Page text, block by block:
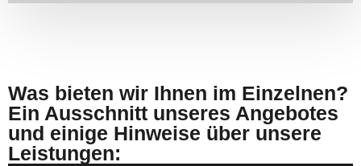
Was bieten wir Ihnen im Einzelnen?
Ein Ausschnitt unseres Angebotes
und einige Hinweise über unsere
Leistungen: